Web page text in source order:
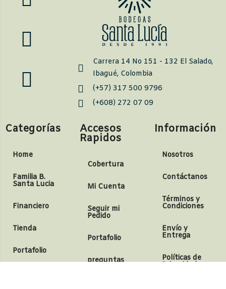
Carrera 14 No 151 - 132 El Salado,
Ibagué, Colombia
(+57) 317 500 9796
(+608) 272 07 09
Categorías
Home
Familia B.
Santa Lucia
Financiero
Tienda
Portafolio
Accesos
Rapidos
Cobertura
Mi Cuenta
Seguir mi
Pedido
Portafolio
preguntas
Información
Nosotros
Contáctanos
Términos y
Condiciones
Envío y
Entrega
Políticas de
Privacidad